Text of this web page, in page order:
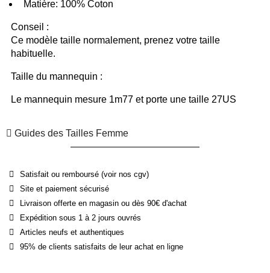
Matière: 100% Coton
Conseil :
Ce modèle taille normalement, prenez votre taille
habituelle.
Taille du mannequin :
Le mannequin mesure 1m77 et porte une taille 27US
Guides des Tailles Femme
Satisfait ou remboursé (voir nos cgv)
Site et paiement sécurisé
Livraison offerte en magasin ou dès 90€ d'achat
Expédition sous 1 à 2 jours ouvrés
Articles neufs et authentiques
95% de clients satisfaits de leur achat en ligne